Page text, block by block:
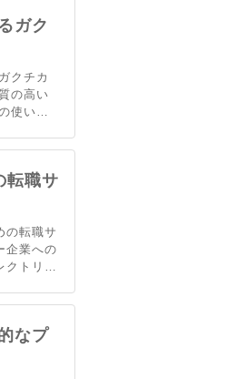
ガク
クチカ
の高い
使い方
転職サ
の転職サ
企業への
クトリク
チャネル
なプ